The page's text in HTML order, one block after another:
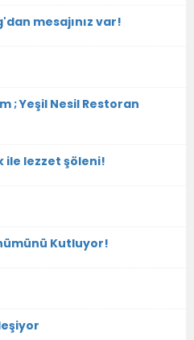
mesajınız var!
; Yeşil Nesil Restoran
ile lezzet şöleni!
Kutluyor!